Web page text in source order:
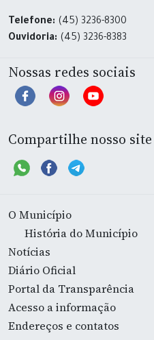
Telefone: (45) 3236-8300
Ouvidoria: (45) 3236-8383
Nossas redes sociais
Compartilhe nosso site
O Município
História do Município
Notícias
Diário Oficial
Portal da Transparência
Acesso a informação
Endereços e contatos